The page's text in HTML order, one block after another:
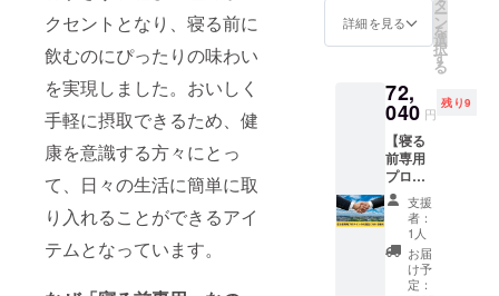
クセントとなり、寝る前に
飲むのにぴったりの味わい
を実現しました。おいしく
手軽に摂取できるため、健
康を意識する方々にとっ
て、日々の生活に簡単に取
り入れることができるアイ
テムとなっています。
の権利
の有効
1年間で
す。
合せさ
※ネット
ワーク
販売ま
たは企
業イ
メージ
が相違
する場
合等、
お断り
させて
いただ
ンライ
ンダイ
エット
がお得
に受け
られる
コース
です。
合計３
回のオ
ンライ
ンカウ
ンセリ
ング
と、
詳細を見る ー
ン
を
選
択
す
る
72,
040 円
残り9
【寝る
前専用
プロテ
インの
代理店
になれ
る権
利】 寝
る前専
支援
者：
1人
お届
け予
定：